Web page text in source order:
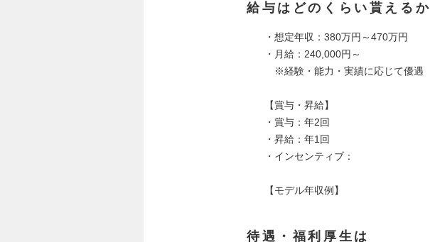
給与はどのくらい貰えるか
・想定年収：380万円～470万円
・月給：240,000円～
※経験・能力・実績に応じて優遇
【賞与・昇給】
・賞与：年2回
・昇給：年1回
・インセンティブ：
【モデル年収例】
待遇・福利厚生は